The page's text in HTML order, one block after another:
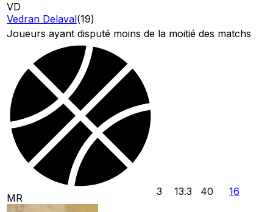
VD
Vedran Delaval(19)
Joueurs ayant disputé moins de la moitié des matchs
MR
3 13.3 40 16